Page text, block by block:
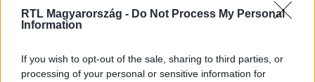
RTL Magyarország - Do Not Process My Personal
Information
If you wish to opt-out of the sale, sharing to third parties, or
processing of your personal or sensitive information for